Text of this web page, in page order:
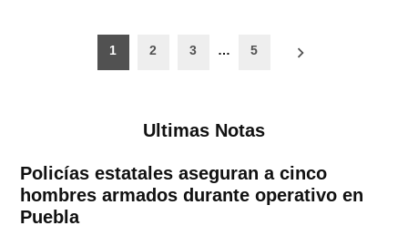
Paginación
1 2 3 … 5
Ultimas Notas
Policías estatales aseguran a cinco
hombres armados durante operativo en
Puebla